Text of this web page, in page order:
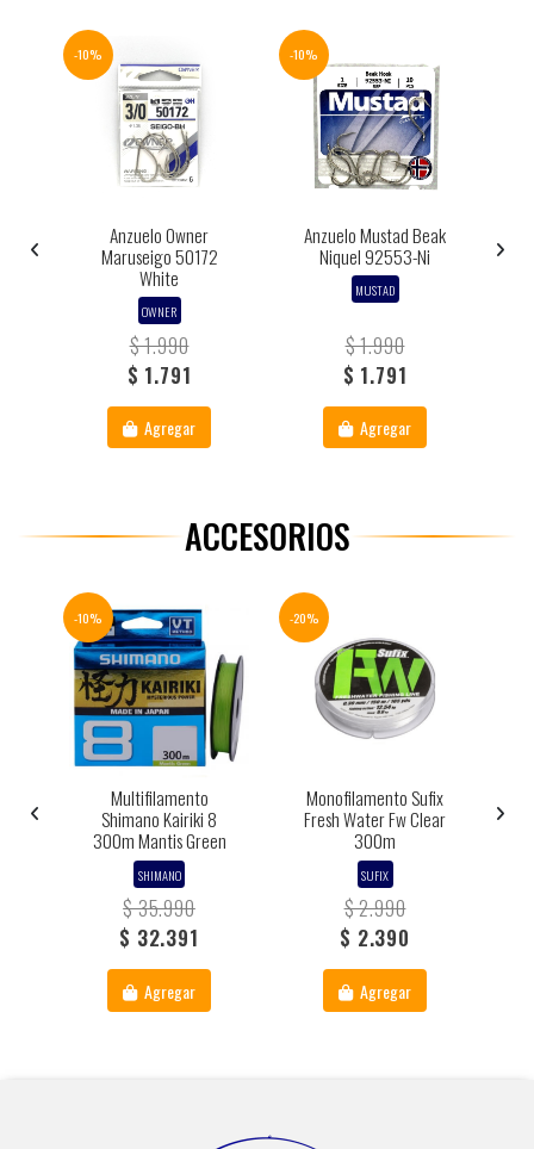
-10%
Anzuelo Owner
Maruseigo 50172
White
OWNER
$ 1.990
$ 1.791
Agregar
-10%
Anzuelo Mustad Beak
Niquel 92553-Ni
MUSTAD
$ 1.990
$ 1.791
Agregar
ACCESORIOS
-10%
Multifilamento
Shimano Kairiki 8
300m Mantis Green
SHIMANO
$ 35.990
$ 32.391
Agregar
-20%
Monofilamento Sufix
Fresh Water Fw Clear
300m
SUFIX
$ 2.990
$ 2.390
Agregar